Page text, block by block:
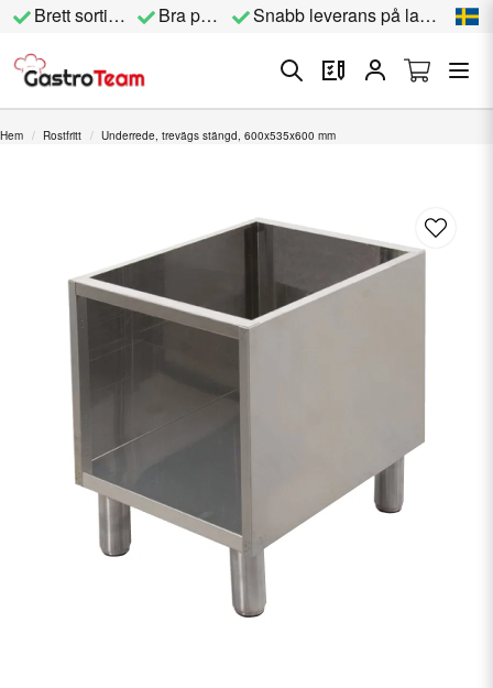
Brett sortiment Bra priser Snabb leverans på lagervara
Hem Rostfritt Underrede, trevägs stängd, 600x535x600 mm